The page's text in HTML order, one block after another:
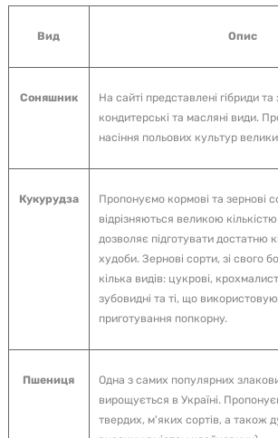
Вид Опис
Соняшник
На сайті представлені гібриди та
кондитерські та масляні види.
насіння польових культур
Кукурудза
Пропонуємо кормові та зернові
відрізняються великою
дозволяє підготувати достатню
худоби. Зернові сорти, зі свого
кілька видів: цукрові,
зубовидні та ті, що
приготування попкорну.
Пшениця
Одна з самих популярних
вирощується в Україні.
твердих, м'яких сортів, а також